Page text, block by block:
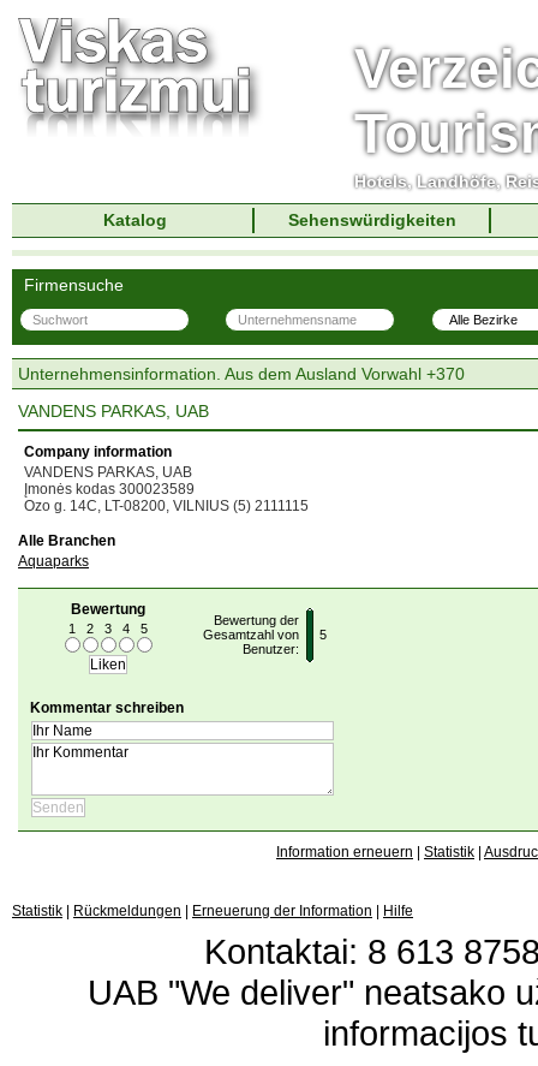
Hotels, Landhöfe,
Katalog
Sehenswürdigkeiten
Firmensuche
Unternehmensinformation. Aus dem Ausland Vorwahl +370
VANDENS PARKAS, UAB
Company information
VANDENS PARKAS, UAB
Įmonės kodas 300023589
Ozo g. 14C, LT-08200, VILNIUS (5) 2111115
Alle Branchen
Aquaparks
Bewertung
1 2 3 4 5
Bewertung der
Gesamtzahl von
Benutzer:
5
Kommentar schreiben
Information erneuern Statistik
Statistik Rückmeldungen Erneuerung der Information Hilfe
Kontaktai: 8 613
UAB "We deliver" neatsako
informacijos